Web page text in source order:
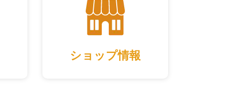
ショップ情報